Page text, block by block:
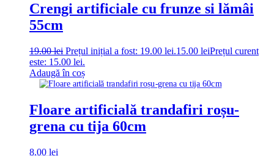
Crengi artificiale cu frunze si lămâi
55cm
19.00lei Prețul inițial a fost: 19.00 lei.15.00 leiPrețul curent
este: 15.00 lei.
Adaugă în coș
Floare artificială trandafiri roșu-
grena cu tija 60cm
8.00 lei